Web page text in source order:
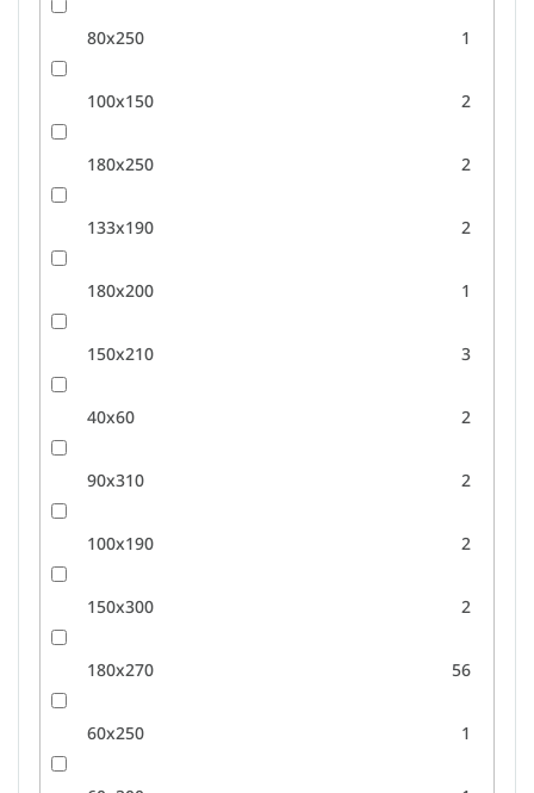
80x250 1
100x150 2
180x250 2
133x190 2
180x200 1
150x210 3
40x60 2
90x310 2
100x190 2
150x300 2
180x270 56
60x250 1